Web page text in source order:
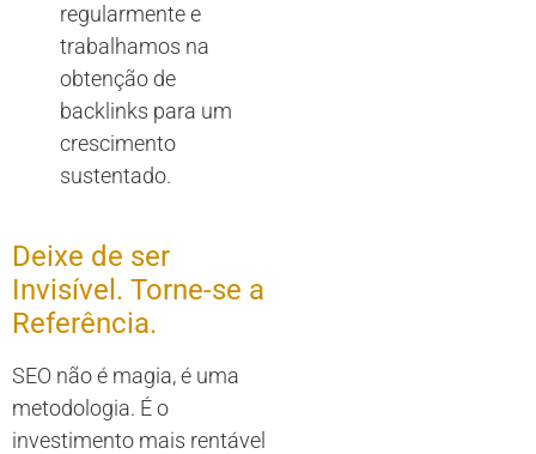
regularmente e
trabalhamos na
obtenção de
backlinks para um
crescimento
sustentado.
Deixe de ser
Invisível. Torne-se a
Referência.
SEO não é magia, é uma
metodologia. É o
investimento mais rentável